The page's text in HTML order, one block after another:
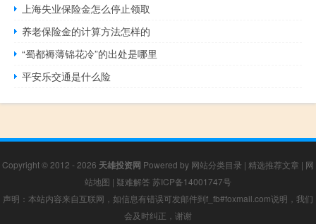
上海失业保险金怎么停止领取
养老保险金的计算方法怎样的
“蜀都褥薄锦花冷”的出处是哪里
平安乐交通是什么险
Copyright © 2012 - 2026 天雄投资网 Powered by 网站分类目录 | 精选推荐文章 | 网
站地图 | 疑难解答 苏ICP备14001747号
声明：本站内容来自互联网，如信息有错误可发邮件到f_fb#foxmail.com说明，我们
会及时纠正，谢谢